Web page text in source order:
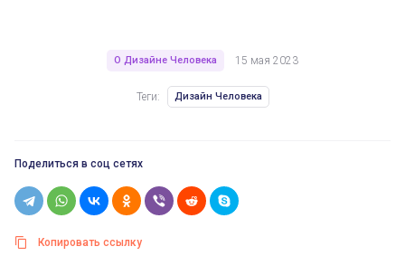
О Дизайне Человека 15 мая 2023
Теги: Дизайн Человека
Поделиться в соц сетях
Копировать ссылку